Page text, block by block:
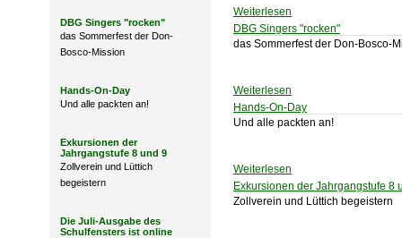
DBG Singers "rocken"
das Sommerfest der Don-
Bosco-Mission
Hands-On-Day
Und alle packten an!
Exkursionen der
Jahrgangstufe 8 und 9
Zollverein und Lüttich
begeistern
Die Juli-Ausgabe des
Schulfensters ist online
Weiterlesen
DBG Singers "rocken"
das Sommerfest der Don-Bosco-
Weiterlesen
Hands-On-Day
Und alle packten an!
Weiterlesen
Exkursionen der Jahrgangstufe 8
Zollverein und Lüttich begeistern